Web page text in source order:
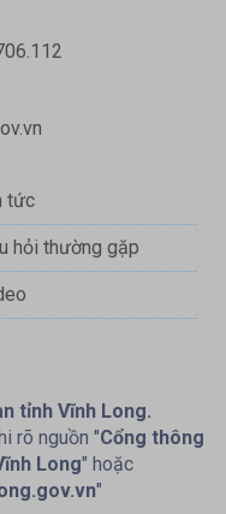
tức
hỏi thường gặp
tỉnh Vĩnh Long.
rõ nguồn "Cổng thông
Long" hoặc
"